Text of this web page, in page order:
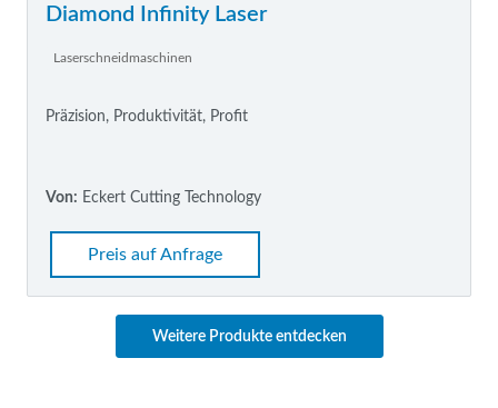
Diamond Infinity Laser
Laserschneidmaschinen
Präzision, Produktivität, Profit
Von: Eckert Cutting Technology
Preis auf Anfrage
Weitere Produkte entdecken